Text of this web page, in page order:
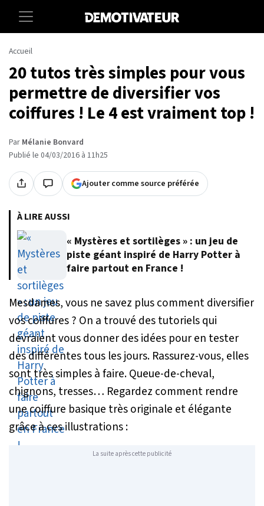
Accueil
20 tutos très simples pour vous
permettre de diversifier vos
coiffures ! Le 4 est vraiment top !
Par Mélanie Bonvard
Publié le 04/03/2016 à 11h25
Ajouter comme source préférée
À LIRE AUSSI
« Mystères et sortilèges » : un jeu de
piste géant inspiré de Harry Potter à
faire partout en France !
Mesdames, vous ne savez plus comment diversifier
vos coiffures ? On a trouvé des tutoriels qui
devraient vous donner des idées pour en tester
des différentes tous les jours. Rassurez-vous, elles
sont très simples à faire. Queue-de-cheval,
chignons, tresses… Regardez comment rendre
une coiffure basique très originale et élégante
grâce à ces illustrations :
La suite après cette publicité